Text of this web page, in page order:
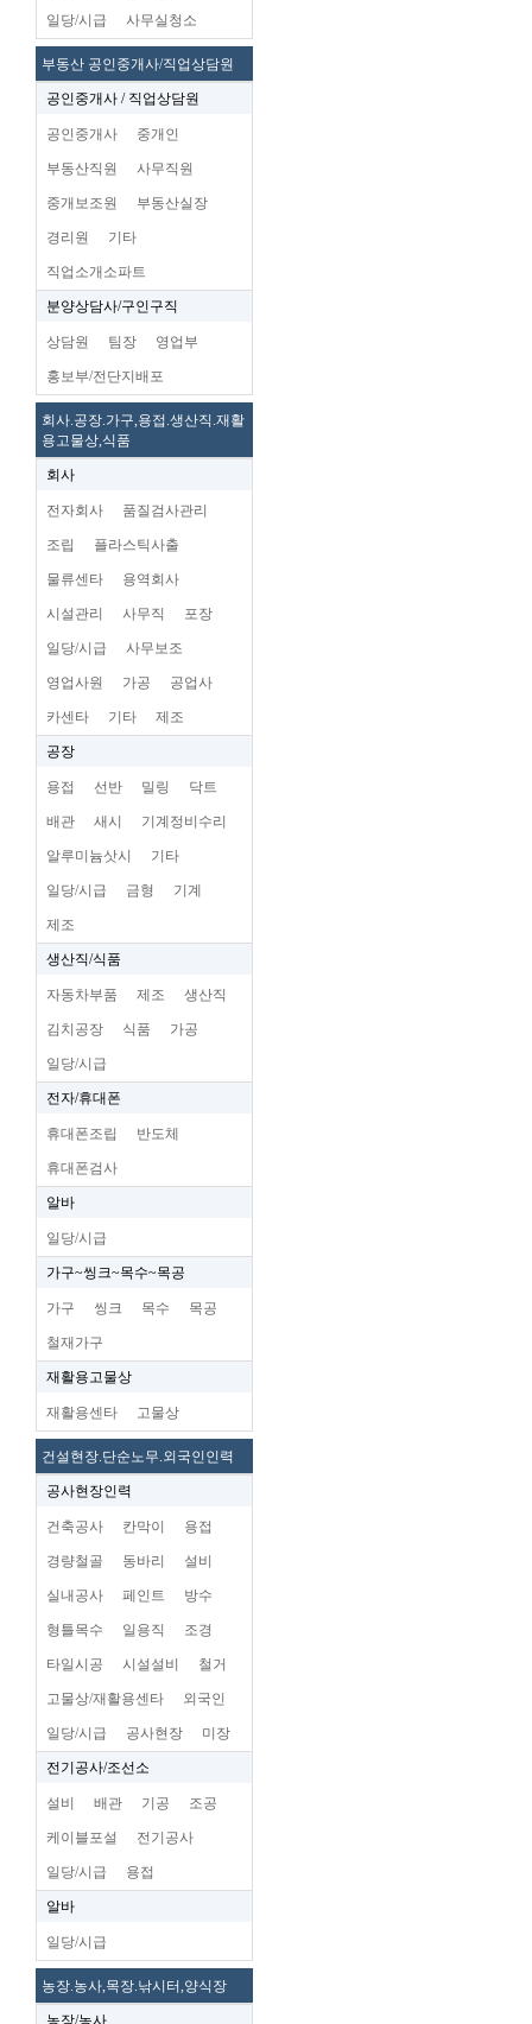
일당/시급 사무실청소
부동산 공인중개사/직업상담원
공인중개사 / 직업상담원
공인중개사 중개인
부동산직원 사무직원
중개보조원 부동산실장
경리원 기타
직업소개소파트
분양상담사/구인구직
상담원 팀장 영업부
홍보부/전단지배포
회사.공장.가구,용접.생산직.재활
용고물상,식품
회사
전자회사 품질검사관리
조립 플라스틱사출
물류센타 용역회사
시설관리 사무직 포장
일당/시급 사무보조
영업사원 가공 공업사
카센타 기타 제조
공장
용접 선반 밀링 닥트
배관 새시 기계정비수리
알루미늄삿시 기타
일당/시급 금형 기계
제조
생산직/식품
자동차부품 제조 생산직
김치공장 식품 가공
일당/시급
전자/휴대폰
휴대폰조립 반도체
휴대폰검사
알바
일당/시급
가구~씽크~목수~목공
가구 씽크 목수 목공
철재가구
재활용고물상
재활용센타 고물상
건설현장.단순노무.외국인인력
공사현장인력
건축공사 칸막이 용접
경량철골 동바리 설비
실내공사 페인트 방수
형틀목수 일용직 조경
타일시공 시설설비 철거
고물상/재활용센타 외국인
일당/시급 공사현장 미장
전기공사/조선소
설비 배관 기공 조공
케이블포설 전기공사
일당/시급 용접
알바
일당/시급
농장.농사,목장.낚시터,양식장
농장/농사